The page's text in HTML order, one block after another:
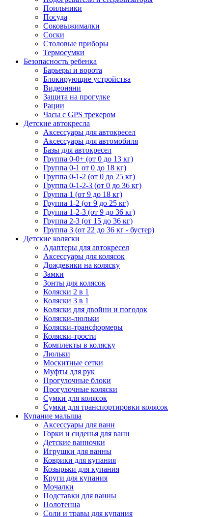
Поильники
Посуда
Соковыжималки
Соски
Столовые приборы
Термосумки
Безопасность ребенка
Барьеры и ворота
Блокирующие устройства
Видеоняни
Защита на прогулке
Рации
Часы с GPS трекером
Детские автокресла
Аксессуары для автокресел
Аксессуары для автомобиля
Базы для автокресел
Группа 0-0+ (от 0 до 13 кг)
Группа 0-1 от 0 до 18 кг)
Группа 0-1-2 (от 0 до 25 кг)
Группа 0-1-2-3 (от 0 до 36 кг)
Группа 1 (от 9 до 18 кг)
Группа 1-2 (от 9 до 25 кг)
Группа 1-2-3 (от 9 до 36 кг)
Группа 2-3 (от 15 до 36 кг)
Группа 3 (от 22 до 36 кг - бустер)
Детские коляски
Адаптеры для автокресел
Аксессуары для колясок
Дождевики на коляску
Замки
Зонты для колясок
Коляски 2 в 1
Коляски 3 в 1
Коляски для двойни и погодок
Коляски-люльки
Коляски-трансформеры
Коляски-трости
Комплекты в коляску
Люльки
Москитные сетки
Муфты для рук
Прогулочные блоки
Прогулочные коляски
Сумки для колясок
Сумки для транспортировки колясок
Купание малыша
Аксессуары для ванн
Горки и сиденья для ванн
Детские ванночки
Игрушки для ванны
Коврики для купания
Козырьки для купания
Круги для купания
Мочалки
Подставки для ванны
Полотенца
Соли и травы для купания